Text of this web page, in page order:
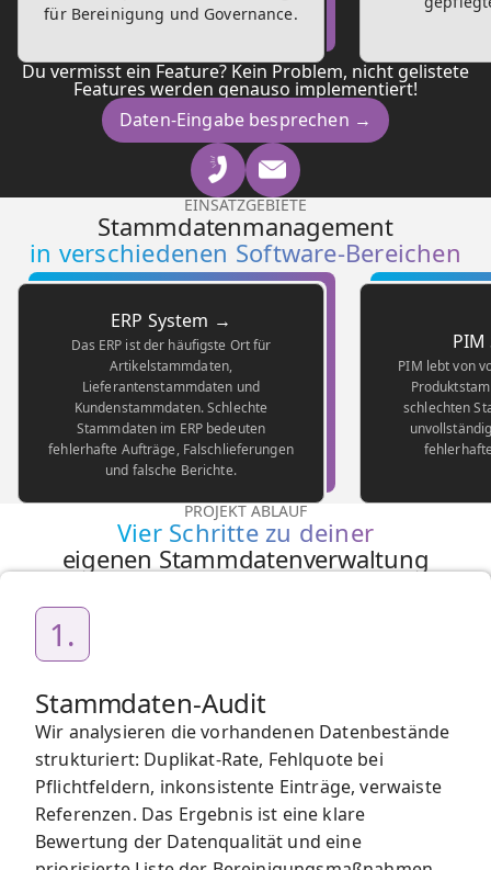
für Bereinigung und Governance.
Du vermisst ein Feature? Kein Problem, nicht gelistete
Features werden genauso implementiert!
Daten-Eingabe besprechen →
EINSATZGEBIETE
Stammdatenmanagement
in verschiedenen Software-Bereichen
ERP System →
Das ERP ist der häufigste Ort für
Artikelstammdaten,
Lieferantenstammdaten und
Kundenstammdaten. Schlechte
Stammdaten im ERP bedeuten
fehlerhafte Aufträge, Falschlieferungen
und falsche Berichte.
PIM lebt von
schlechten
PROJEKT ABLAUF
Vier Schritte zu deiner
eigenen Stammdatenverwaltung
1.
Stammdaten-Audit
Wir analysieren die vorhandenen Datenbestände
strukturiert: Duplikat-Rate, Fehlquote bei
Pflichtfeldern, inkonsistente Einträge, verwaiste
Referenzen. Das Ergebnis ist eine klare
Bewertung der Datenqualität und eine